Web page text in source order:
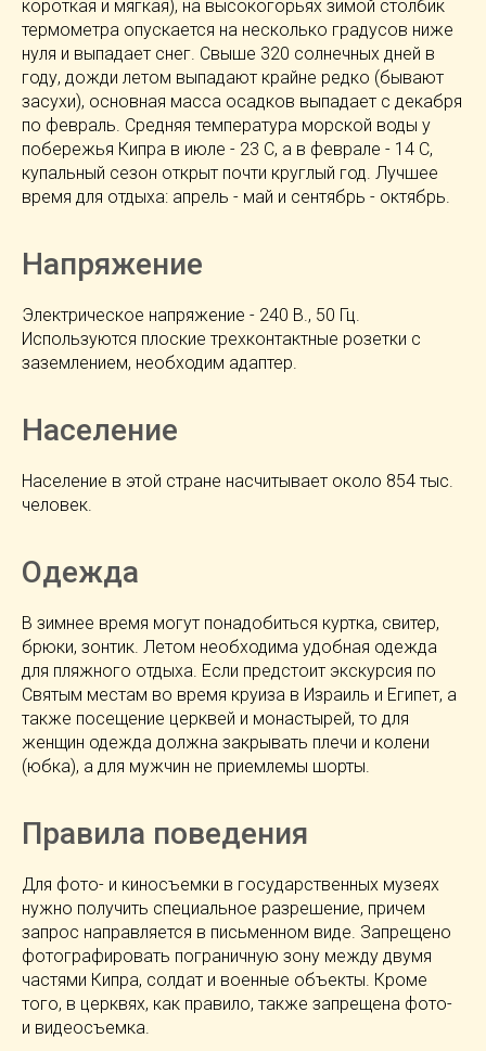
короткая и мягкая), на высокогорьях зимой столбик
термометра опускается на несколько градусов ниже
нуля и выпадает снег. Свыше 320 солнечных дней в
году, дожди летом выпадают крайне редко (бывают
засухи), основная масса осадков выпадает с декабря
по февраль. Средняя температура морской воды у
побережья Кипра в июле - 23 С, а в феврале - 14 С,
купальный сезон открыт почти круглый год. Лучшее
время для отдыха: апрель - май и сентябрь - октябрь.
Напряжение
Электрическое напряжение - 240 В., 50 Гц.
Используются плоские трехконтактные розетки с
заземлением, необходим адаптер.
Население
Население в этой стране насчитывает около 854 тыс.
человек.
Одежда
В зимнее время могут понадобиться куртка, свитер,
брюки, зонтик. Летом необходима удобная одежда
для пляжного отдыха. Если предстоит экскурсия по
Святым местам во время круиза в Израиль и Египет, а
также посещение церквей и монастырей, то для
женщин одежда должна закрывать плечи и колени
(юбка), а для мужчин не приемлемы шорты.
Правила поведения
Для фото- и киносъемки в государственных музеях
нужно получить специальное разрешение, причем
запрос направляется в письменном виде. Запрещено
фотографировать пограничную зону между двумя
частями Кипра, солдат и военные объекты. Кроме
того, в церквях, как правило, также запрещена фото-
и видеосъемка.